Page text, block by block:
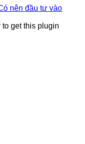
nên đầu tư vào
get this plugin